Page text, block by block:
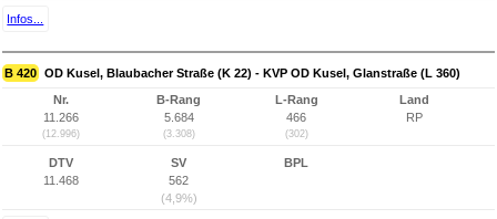
Infos...
B 420 OD Kusel, Blaubacher Straße (K 22) - KVP OD Kusel, Glanstraße (L 360)
Nr.
11.266
(12.996)
B-Rang
5.684
(3.308)
L-Rang
466
(302)
Land
RP
DTV
11.468
SV
562
(4,9%)
BPL